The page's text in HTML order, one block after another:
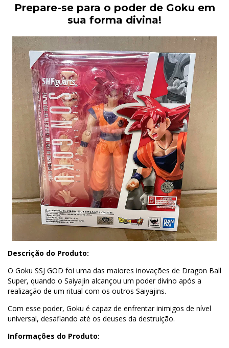
Prepare-se para o poder de Goku em
sua forma divina!
Descrição do Produto:
O Goku SSJ GOD foi uma das maiores inovações de Dragon Ball
Super, quando o Saiyajin alcançou um poder divino após a
realização de um ritual com os outros Saiyajins.
Com esse poder, Goku é capaz de enfrentar inimigos de nível
universal, desafiando até os deuses da destruição.
Informações do Produto: